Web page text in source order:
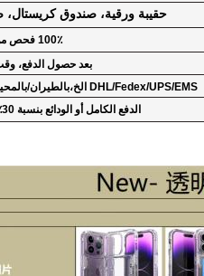
حقيبة ورقية، صندوق
100٪ فحص من قبل QC قبل إرسال
DHL/Fedex/UPS/EMS الخ،بالطيران/بالمحيط أو عن طريق وكيلك
الدفع الكامل أو الودائع بنسبة 30٪، الرصيد قبل التسليم